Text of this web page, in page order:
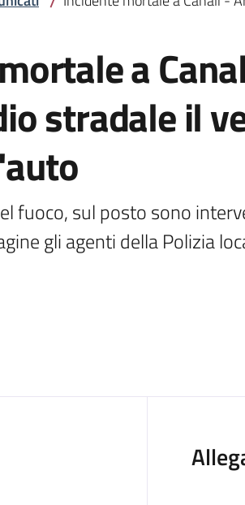
a
stradale il
fuoco, sul posto sono
gli agenti della Polizia